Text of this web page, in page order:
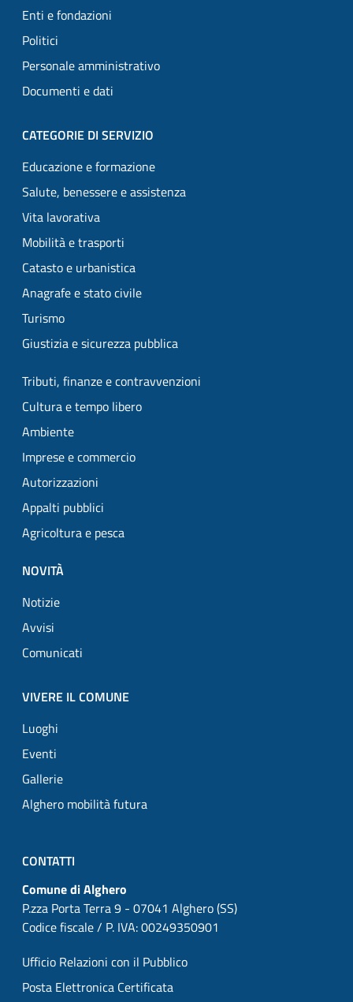
Enti e fondazioni
Politici
Personale amministrativo
Documenti e dati
CATEGORIE DI SERVIZIO
Educazione e formazione
Salute, benessere e assistenza
Vita lavorativa
Mobilità e trasporti
Catasto e urbanistica
Anagrafe e stato civile
Turismo
Giustizia e sicurezza pubblica
Tributi, finanze e contravvenzioni
Cultura e tempo libero
Ambiente
Imprese e commercio
Autorizzazioni
Appalti pubblici
Agricoltura e pesca
NOVITÀ
Notizie
Avvisi
Comunicati
VIVERE IL COMUNE
Luoghi
Eventi
Gallerie
Alghero mobilità futura
CONTATTI
Comune di Alghero
P.zza Porta Terra 9 - 07041 Alghero (SS)
Codice fiscale / P. IVA: 00249350901
Ufficio Relazioni con il Pubblico
Posta Elettronica Certificata